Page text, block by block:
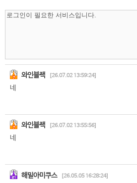
와인블랙 [26.07.02 13:59:24]
네
와인블랙 [26.07.02 13:55:56]
네
해밀아미쿠스 [26.05.05 16:28:24]